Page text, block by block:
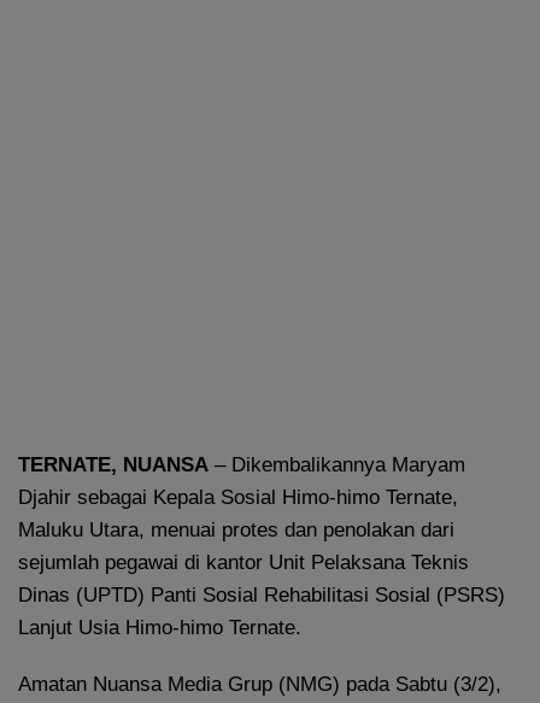
TERNATE, NUANSA – Dikembalikannya Maryam
Djahir sebagai Kepala Sosial Himo-himo Ternate,
Maluku Utara, menuai protes dan penolakan dari
sejumlah pegawai di kantor Unit Pelaksana Teknis
Dinas (UPTD) Panti Sosial Rehabilitasi Sosial (PSRS)
Lanjut Usia Himo-himo Ternate.
Amatan Nuansa Media Grup (NMG) pada Sabtu (3/2),